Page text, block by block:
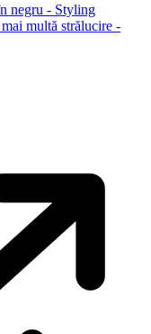
negru - Styling
multă strălucire -